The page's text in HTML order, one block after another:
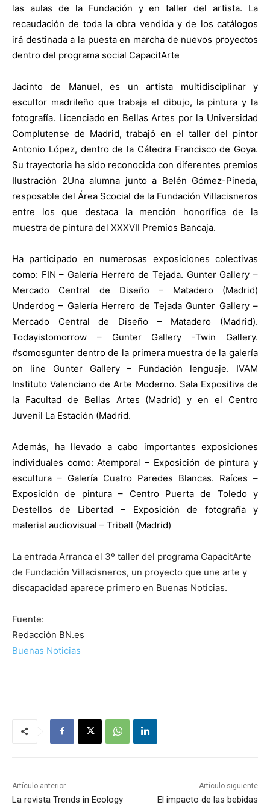
las aulas de la Fundación y en taller del artista. La
recaudación de toda la obra vendida y de los catálogos
irá destinada a la puesta en marcha de nuevos proyectos
dentro del programa social CapacitArte
Jacinto de Manuel, es un artista multidisciplinar y
escultor madrileño que trabaja el dibujo, la pintura y la
fotografía. Licenciado en Bellas Artes por la Universidad
Complutense de Madrid, trabajó en el taller del pintor
Antonio López, dentro de la Cátedra Francisco de Goya.
Su trayectoria ha sido reconocida con diferentes premios
Ilustración 2Una alumna junto a Belén Gómez-Pineda,
resposable del Área Scocial de la Fundación Villacisneros
entre los que destaca la mención honorífica de la
muestra de pintura del XXXVII Premios Bancaja.
Ha participado en numerosas exposiciones colectivas
como: FIN – Galería Herrero de Tejada. Gunter Gallery –
Mercado Central de Diseño – Matadero (Madrid)
Underdog – Galería Herrero de Tejada Gunter Gallery –
Mercado Central de Diseño – Matadero (Madrid).
Todayistomorrow – Gunter Gallery -Twin Gallery.
#somosgunter dentro de la primera muestra de la galería
on line Gunter Gallery – Fundación lenguaje. IVAM
Instituto Valenciano de Arte Moderno. Sala Expositiva de
la Facultad de Bellas Artes (Madrid) y en el Centro
Juvenil La Estación (Madrid.
Además, ha llevado a cabo importantes exposiciones
individuales como: Atemporal – Exposición de pintura y
escultura – Galería Cuatro Paredes Blancas. Raíces –
Exposición de pintura – Centro Puerta de Toledo y
Destellos de Libertad – Exposición de fotografía y
material audiovisual – Triball (Madrid)
La entrada Arranca el 3º taller del programa CapacitArte
de Fundación Villacisneros, un proyecto que une arte y
discapacidad aparece primero en Buenas Noticias.
Fuente:
Redacción BN.es
Buenas Noticias
Artículo anterior
La revista Trends in Ecology
Artículo siguiente
El impacto de las bebidas